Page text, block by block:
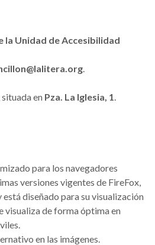
la Unidad de Accesibilidad
.
en Pza. La Iglesia, 1.
para los navegadores
versiones vigentes de FireFox,
diseñado para su visualización
visualiza de forma óptima en
en las imágenes.